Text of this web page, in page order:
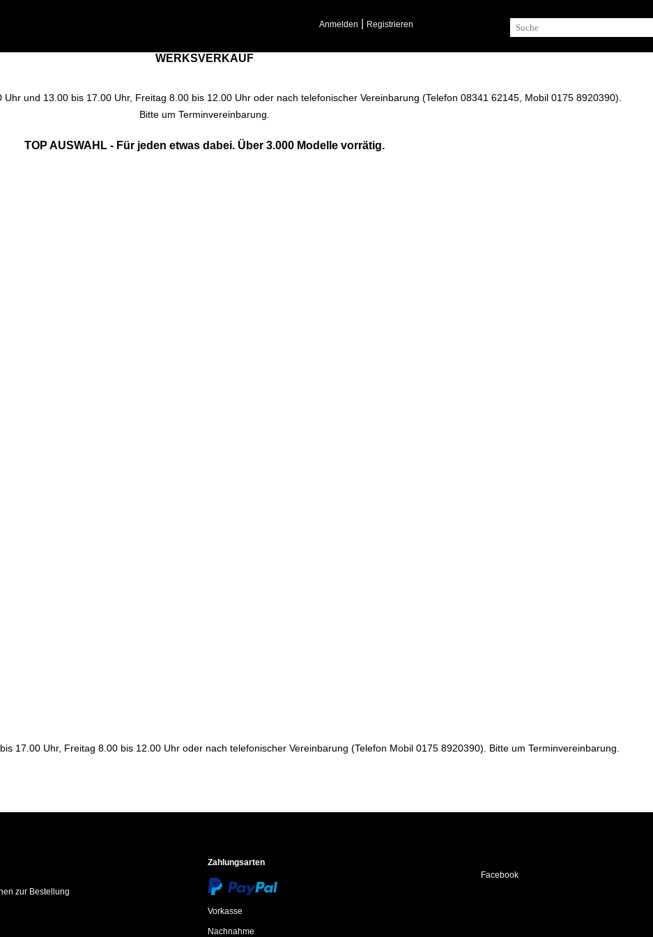
Anmelden Registrieren
WERKSVERKAUF
und 13.00 bis 17.00 Uhr, Freitag 8.00 bis 12.00 Uhr oder nach telefonischer Vereinbarung (Telefon 08341 62145, Mobil 0175 8920390).
Bitte um Terminvereinbarung.
TOP AUSWAHL - Für jeden etwas dabei. Über 3.000 Modelle vorrätig.
17.00 Uhr, Freitag 8.00 bis 12.00 Uhr oder nach telefonischer Vereinbarung (Telefon Mobil 0175 8920390). Bitte um Terminvereinbarung.
zur Bestellung
Zahlungsarten
Vorkasse
Nachnahme
Facebook